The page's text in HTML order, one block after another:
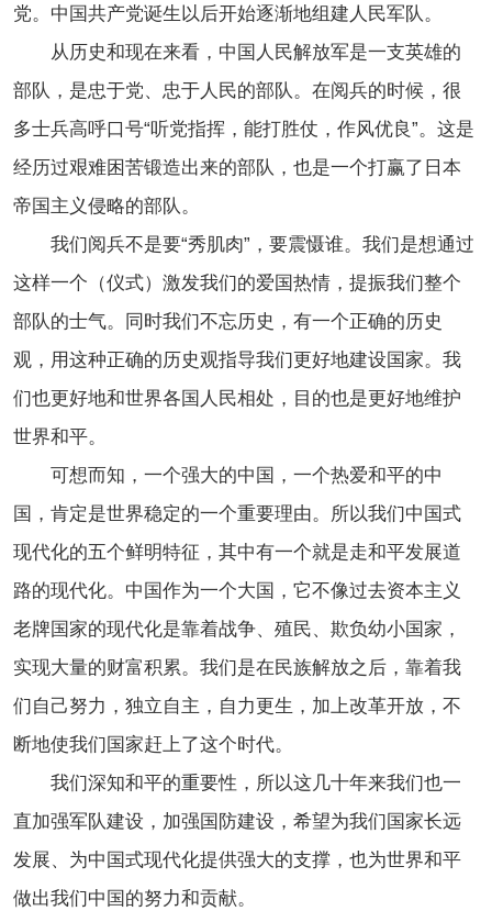
党。中国共产党诞生以后开始逐渐地组建人民军队。
从历史和现在来看，中国人民解放军是一支英雄的
部队，是忠于党、忠于人民的部队。在阅兵的时候，很
多士兵高呼口号“听党指挥，能打胜仗，作风优良”。这是
经历过艰难困苦锻造出来的部队，也是一个打赢了日本
帝国主义侵略的部队。
我们阅兵不是要“秀肌肉”，要震慑谁。我们是想通过
这样一个（仪式）激发我们的爱国热情，提振我们整个
部队的士气。同时我们不忘历史，有一个正确的历史
观，用这种正确的历史观指导我们更好地建设国家。我
们也更好地和世界各国人民相处，目的也是更好地维护
世界和平。
可想而知，一个强大的中国，一个热爱和平的中
国，肯定是世界稳定的一个重要理由。所以我们中国式
现代化的五个鲜明特征，其中有一个就是走和平发展道
路的现代化。中国作为一个大国，它不像过去资本主义
老牌国家的现代化是靠着战争、殖民、欺负幼小国家，
实现大量的财富积累。我们是在民族解放之后，靠着我
们自己努力，独立自主，自力更生，加上改革开放，不
断地使我们国家赶上了这个时代。
我们深知和平的重要性，所以这几十年来我们也一
直加强军队建设，加强国防建设，希望为我们国家长远
发展、为中国式现代化提供强大的支撑，也为世界和平
做出我们中国的努力和贡献。